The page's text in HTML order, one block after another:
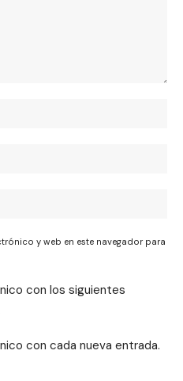
y web en este navegador para
con los siguientes
con cada nueva entrada.